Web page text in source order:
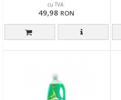
cu TVA:
49,98 RON